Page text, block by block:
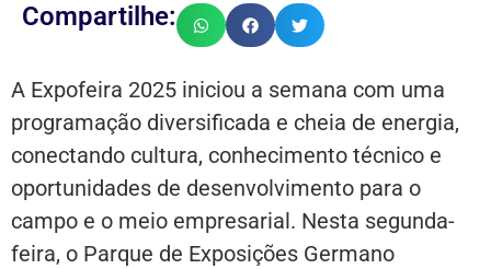
Compartilhe:
A Expofeira 2025 iniciou a semana com uma
programação diversificada e cheia de energia,
conectando cultura, conhecimento técnico e
oportunidades de desenvolvimento para o
campo e o meio empresarial. Nesta segunda-
feira, o Parque de Exposições Germano